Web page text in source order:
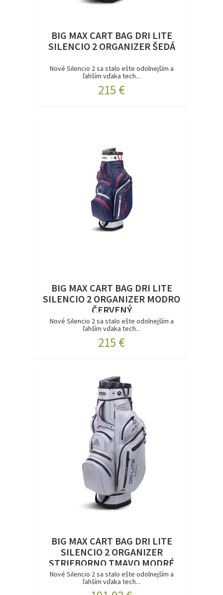
BIG MAX CART BAG DRI LITE
SILENCIO 2 ORGANIZER ŠEDÁ
Nové Silencio 2 sa stalo ešte odolnejším a
ľahším vďaka tech...
215 €
BIG MAX CART BAG DRI LITE
SILENCIO 2 ORGANIZER MODRO
ČERVENÝ
Nové Silencio 2 sa stalo ešte odolnejším a
ľahším vďaka tech...
215 €
BIG MAX CART BAG DRI LITE
SILENCIO 2 ORGANIZER
STRIEBORNO TMAVO MODRÉ
Nové Silencio 2 sa stalo ešte odolnejším a
ľahším vďaka tech...